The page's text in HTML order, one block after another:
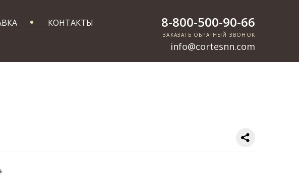
КОНТАКТЫ 8-800-500-90-66
ЗАКАЗАТЬ ОБРАТНЫЙ ЗВОНОК
info@cortesnn.com